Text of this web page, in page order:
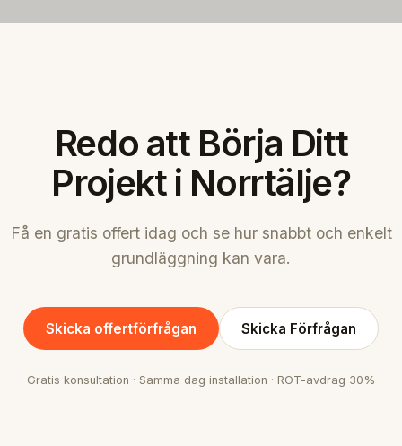
Redo att Börja Ditt
Projekt i Norrtälje?
Få en gratis offert idag och se hur snabbt och enkelt
grundläggning kan vara.
Skicka offertförfrågan Skicka Förfrågan
Gratis konsultation · Samma dag installation · ROT-avdrag 30%